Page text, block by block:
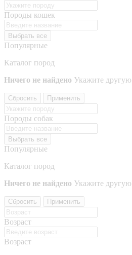
Породы кошек
Выбрать все
Популярные
Каталог пород
Ничего не найдено Укажите
Сбросить Применить
Породы собак
Выбрать все
Популярные
Каталог пород
Ничего не найдено Укажите
Сбросить Применить
Возраст
Возраст